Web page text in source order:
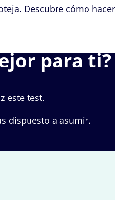
Descubre cómo
para
este test.
dispuesto a asumir.